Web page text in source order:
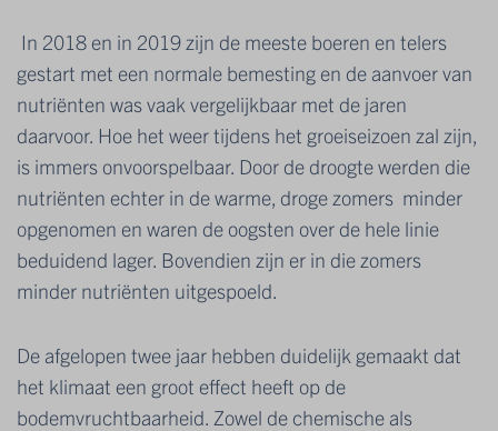
In 2018 en in 2019 zijn de meeste boeren en telers
gestart met een normale bemesting en de aanvoer van
nutriënten was vaak vergelijkbaar met de jaren
daarvoor. Hoe het weer tijdens het groeiseizoen zal zijn,
is immers onvoorspelbaar. Door de droogte werden die
nutriënten echter in de warme, droge zomers minder
opgenomen en waren de oogsten over de hele linie
beduidend lager. Bovendien zijn er in die zomers
minder nutriënten uitgespoeld.
De afgelopen twee jaar hebben duidelijk gemaakt dat
het klimaat een groot effect heeft op de
bodemvruchtbaarheid. Zowel de chemische als